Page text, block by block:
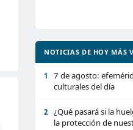
NOTICIAS DE HOY MÁS
1
7 de agosto:
culturales del día
2
¿Qué pasará si la
la protección de